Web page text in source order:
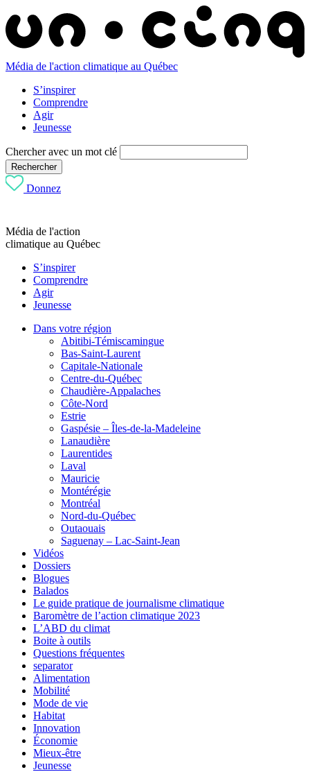
Média de l'action climatique au Québec
S’inspirer
Comprendre
Agir
Jeunesse
Chercher avec un mot clé
Rechercher
Donnez
Média de l'action
climatique au Québec
S’inspirer
Comprendre
Agir
Jeunesse
Dans votre région
Abitibi-Témiscamingue
Bas-Saint-Laurent
Capitale-Nationale
Centre-du-Québec
Chaudière-Appalaches
Côte-Nord
Estrie
Gaspésie – Îles-de-la-Madeleine
Lanaudière
Laurentides
Laval
Mauricie
Montérégie
Montréal
Nord-du-Québec
Outaouais
Saguenay – Lac-Saint-Jean
Vidéos
Dossiers
Blogues
Balados
Le guide pratique de journalisme climatique
Baromètre de l’action climatique 2023
L’ABD du climat
Boite à outils
Questions fréquentes
separator
Alimentation
Mobilité
Mode de vie
Habitat
Innovation
Économie
Mieux-être
Jeunesse